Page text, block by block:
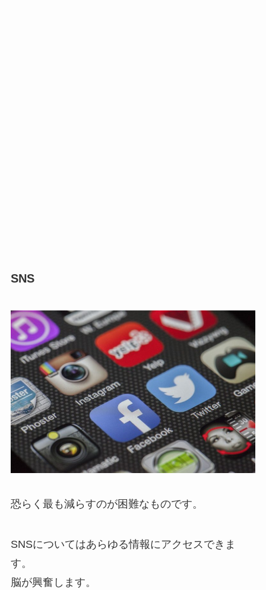
SNS
恐らく最も減らすのが困難なものです。
SNSについてはあらゆる情報にアクセスできま
す。
脳が興奮します。